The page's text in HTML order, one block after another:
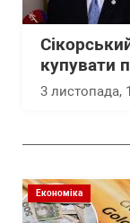
купувати
3 листопада,
Економіка